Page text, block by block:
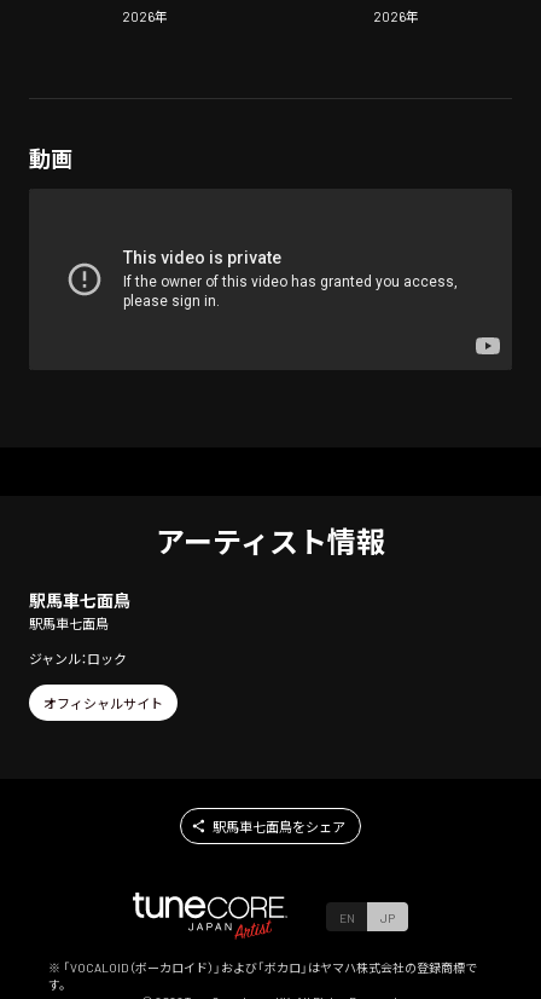
2026年 2026年
動画
アーティスト情報
駅馬車七面鳥
駅馬車七面鳥
ジャンル：ロック
オフィシャルサイト
駅馬車七面鳥をシェア
EN JP
※ 「VOCALOID（ボーカロイド）」および「ボカロ」はヤマハ株式会社の登録商標で
す。